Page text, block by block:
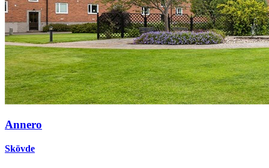
Annero
Skövde